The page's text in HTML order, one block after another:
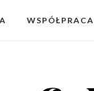
WSPÓŁPRACA